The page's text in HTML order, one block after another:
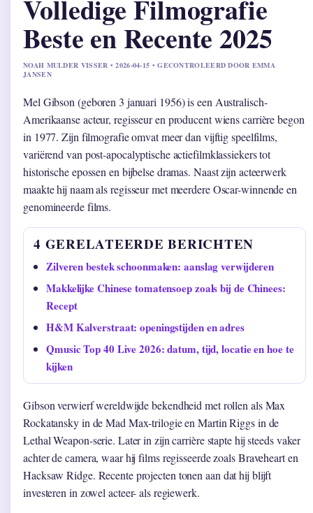
Volledige Filmografie
Beste en Recente 2025
NOAH MULDER VISSER • 2026-04-15 • GECONTROLEERD DOOR EMMA
JANSEN
Mel Gibson (geboren 3 januari 1956) is een Australisch-
Amerikaanse acteur, regisseur en producent wiens carrière begon
in 1977. Zijn filmografie omvat meer dan vijftig speelfilms,
variërend van post-apocalyptische actiefilmklassiekers tot
historische epossen en bijbelse dramas. Naast zijn acteerwerk
maakte hij naam als regisseur met meerdere Oscar-winnende en
genomineerde films.
4 GERELATEERDE BERICHTEN
Zilveren bestek schoonmaken: aanslag verwijderen
Makkelijke Chinese tomatensoep zoals bij de Chinees:
Recept
H&M Kalverstraat: openingstijden en adres
Qmusic Top 40 Live 2026: datum, tijd, locatie en hoe te
kijken
Gibson verwierf wereldwijde bekendheid met rollen als Max
Rockatansky in de Mad Max-trilogie en Martin Riggs in de
Lethal Weapon-serie. Later in zijn carrière stapte hij steeds vaker
achter de camera, waar hij films regisseerde zoals Braveheart en
Hacksaw Ridge. Recente projecten tonen aan dat hij blijft
investeren in zowel acteer- als regiewerk.